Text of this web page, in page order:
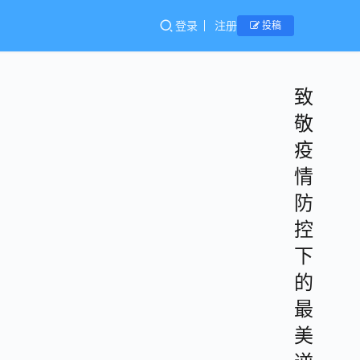
登录 注册 投稿
致
敬
疫
情
防
控
下
的
最
美